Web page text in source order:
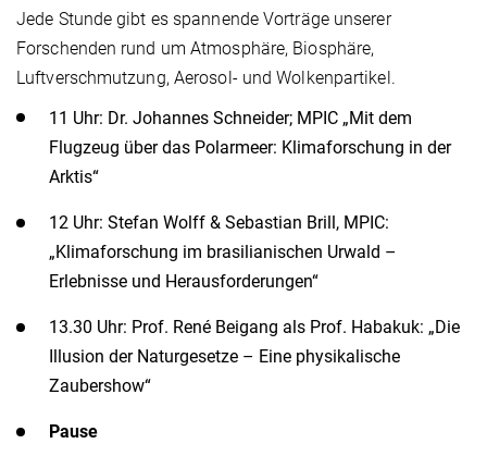
Jede Stunde gibt es spannende Vorträge unserer
Forschenden rund um Atmosphäre, Biosphäre,
Luftverschmutzung, Aerosol- und Wolkenpartikel.
11 Uhr: Dr. Johannes Schneider; MPIC „Mit dem
Flugzeug über das Polarmeer: Klimaforschung in der
Arktis“
12 Uhr: Stefan Wolff & Sebastian Brill, MPIC:
„Klimaforschung im brasilianischen Urwald –
Erlebnisse und Herausforderungen“
13.30 Uhr: Prof. René Beigang als Prof. Habakuk: „Die
Illusion der Naturgesetze – Eine physikalische
Zaubershow“
Pause